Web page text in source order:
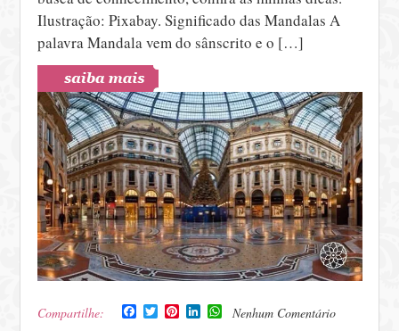
Ilustração: Pixabay. Significado das Mandalas A
palavra Mandala vem do sânscrito e o […]
Compartilhe: Facebook
TwitterPinterestLinkedInWhatsApp
Nenhum Comentário